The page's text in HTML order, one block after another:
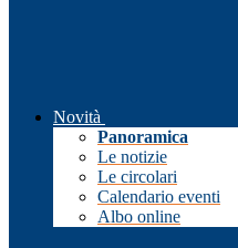
Novità
Panoramica
Le notizie
Le circolari
Calendario eventi
Albo online